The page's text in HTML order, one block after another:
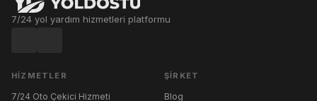
7/24 yol yardım hizmetleri platformu
HIZMETLER
7/24 Oto Çekici Hizmeti
ŞIRKET
Blog